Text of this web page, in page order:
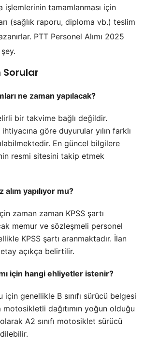
işlemlerinin tamamlanması için
(sağlık raporu, diploma vb.) teslim
PTT Personel Alımı 2025
Sorular
ne zaman yapılacak?
bir takvime bağlı değildir.
göre duyurular yılın farklı
En güncel bilgilere
resmi sitesini takip etmek
alım yapılıyor mu?
zaman zaman KPSS şartı
memur ve sözleşmeli personel
KPSS şartı aranmaktadır. İlan
açıkça belirtilir.
için hangi ehliyetler istenir?
için genellikle B sınıfı sürücü belgesi
motosikletli dağıtımın yoğun olduğu
A2 sınıfı motosiklet sürücü